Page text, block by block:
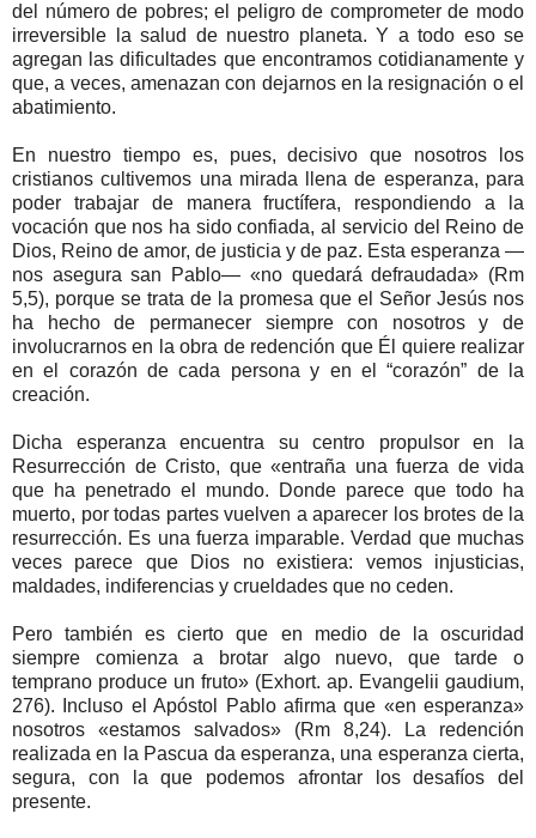
del número de pobres; el peligro de comprometer de modo
irreversible la salud de nuestro planeta. Y a todo eso se
agregan las dificultades que encontramos cotidianamente y
que, a veces, amenazan con dejarnos en la resignación o el
abatimiento.
En nuestro tiempo es, pues, decisivo que nosotros los
cristianos cultivemos una mirada llena de esperanza, para
poder trabajar de manera fructífera, respondiendo a la
vocación que nos ha sido confiada, al servicio del Reino de
Dios, Reino de amor, de justicia y de paz. Esta esperanza —
nos asegura san Pablo— «no quedará defraudada» (Rm
5,5), porque se trata de la promesa que el Señor Jesús nos
ha hecho de permanecer siempre con nosotros y de
involucrarnos en la obra de redención que Él quiere realizar
en el corazón de cada persona y en el “corazón” de la
creación.
Dicha esperanza encuentra su centro propulsor en la
Resurrección de Cristo, que «entraña una fuerza de vida
que ha penetrado el mundo. Donde parece que todo ha
muerto, por todas partes vuelven a aparecer los brotes de la
resurrección. Es una fuerza imparable. Verdad que muchas
veces parece que Dios no existiera: vemos injusticias,
maldades, indiferencias y crueldades que no ceden.
Pero también es cierto que en medio de la oscuridad
siempre comienza a brotar algo nuevo, que tarde o
temprano produce un fruto» (Exhort. ap. Evangelii gaudium,
276). Incluso el Apóstol Pablo afirma que «en esperanza»
nosotros «estamos salvados» (Rm 8,24). La redención
realizada en la Pascua da esperanza, una esperanza cierta,
segura, con la que podemos afrontar los desafíos del
presente.